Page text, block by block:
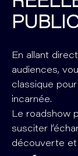
En allant
audiences,
classique
incarnée.
Le roadshow
susciter
découverte et